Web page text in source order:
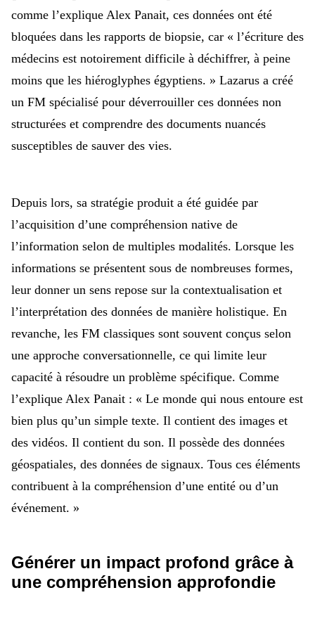
comme l’explique Alex Panait, ces données ont été
bloquées dans les rapports de biopsie, car « l’écriture des
médecins est notoirement difficile à déchiffrer, à peine
moins que les hiéroglyphes égyptiens. » Lazarus a créé
un FM spécialisé pour déverrouiller ces données non
structurées et comprendre des documents nuancés
susceptibles de sauver des vies.
Depuis lors, sa stratégie produit a été guidée par
l’acquisition d’une compréhension native de
l’information selon de multiples modalités. Lorsque les
informations se présentent sous de nombreuses formes,
leur donner un sens repose sur la contextualisation et
l’interprétation des données de manière holistique. En
revanche, les FM classiques sont souvent conçus selon
une approche conversationnelle, ce qui limite leur
capacité à résoudre un problème spécifique. Comme
l’explique Alex Panait : « Le monde qui nous entoure est
bien plus qu’un simple texte. Il contient des images et
des vidéos. Il contient du son. Il possède des données
géospatiales, des données de signaux. Tous ces éléments
contribuent à la compréhension d’une entité ou d’un
événement. »
Générer un impact profond grâce à
une compréhension approfondie